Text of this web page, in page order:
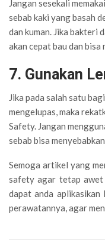
Jangan sesekali
sebab kaki yang basah
dan kuman. Jika bakteri
akan cepat bau dan
7. Gunakan
Jika pada salah satu
mengelupas, maka
Safety. Jangan
sebab bisa
Semoga artikel yang
safety agar tetap awet
dapat anda
perawatannya, agar